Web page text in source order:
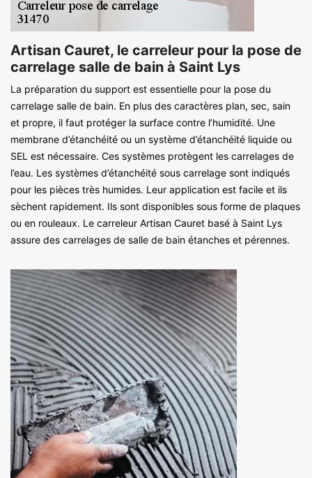
Artisan Cauret, le carreleur pour la pose de
carrelage salle de bain à Saint Lys
La préparation du support est essentielle pour la pose du
carrelage salle de bain. En plus des caractères plan, sec, sain
et propre, il faut protéger la surface contre l’humidité. Une
membrane d’étanchéité ou un système d’étanchéité liquide ou
SEL est nécessaire. Ces systèmes protègent les carrelages de
l’eau. Les systèmes d’étanchéité sous carrelage sont indiqués
pour les pièces très humides. Leur application est facile et ils
sèchent rapidement. Ils sont disponibles sous forme de plaques
ou en rouleaux. Le carreleur Artisan Cauret basé à Saint Lys
assure des carrelages de salle de bain étanches et pérennes.